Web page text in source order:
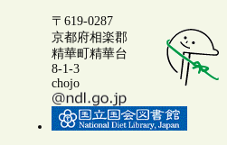
〒619-0287
京都府相楽郡
精華町精華台
8-1-3
chojo